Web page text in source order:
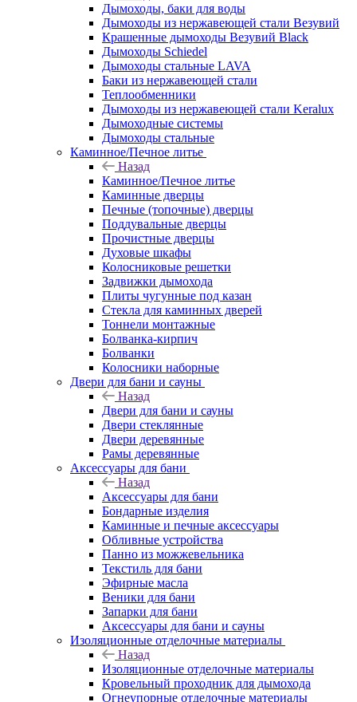
Дымоходы, баки для воды
Дымоходы из нержавеющей стали Везувий
Крашенные дымоходы Везувий Black
Дымоходы Schiedel
Дымоходы стальные LAVA
Баки из нержавеющей стали
Теплообменники
Дымоходы из нержавеющей стали Keralux
Дымоходные системы
Дымоходы стальные
Каминное/Печное литье
Назад
Каминное/Печное литье
Каминные дверцы
Печные (топочные) дверцы
Поддувальные дверцы
Прочистные дверцы
Духовые шкафы
Колосниковые решетки
Задвижки дымохода
Плиты чугунные под казан
Стекла для каминных дверей
Тоннели монтажные
Болванка-кирпич
Болванки
Колосники наборные
Двери для бани и сауны
Назад
Двери для бани и сауны
Двери стеклянные
Двери деревянные
Рамы деревянные
Аксессуары для бани
Назад
Аксессуары для бани
Бондарные изделия
Каминные и печные аксессуары
Обливные устройства
Панно из можжевельника
Текстиль для бани
Эфирные масла
Веники для бани
Запарки для бани
Аксессуары для бани и сауны
Изоляционные отделочные материалы
Назад
Изоляционные отделочные материалы
Кровельный проходник для дымохода
Огнеупорные отделочные материалы